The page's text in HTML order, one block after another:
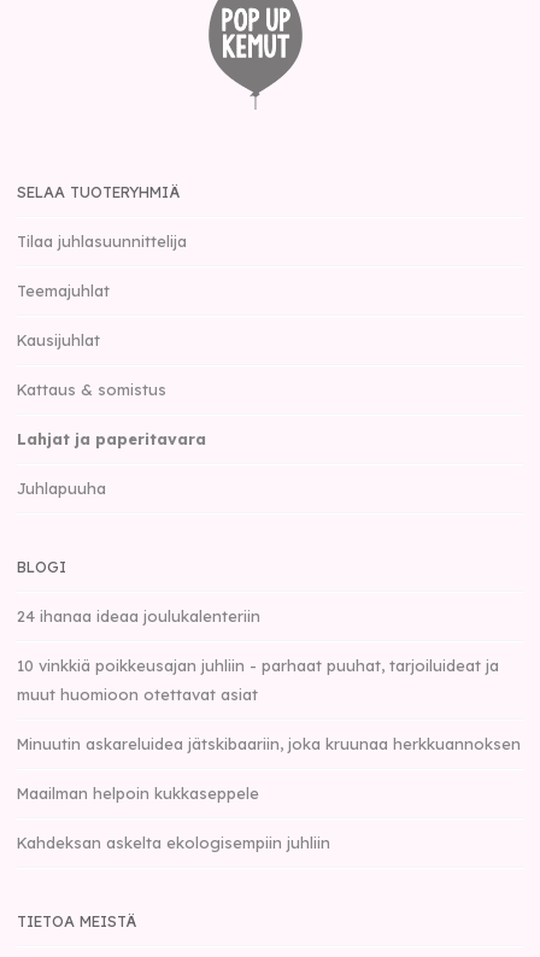
SELAA TUOTERYHMIÄ
Tilaa juhlasuunnittelija
Teemajuhlat
Kausijuhlat
Kattaus & somistus
Lahjat ja paperitavara
Juhlapuuha
BLOGI
24 ihanaa ideaa joulukalenteriin
10 vinkkiä poikkeusajan juhliin - parhaat puuhat, tarjoiluideat ja
muut huomioon otettavat asiat
Minuutin askareluidea jätskibaariin, joka kruunaa herkkuannoksen
Maailman helpoin kukkaseppele
Kahdeksan askelta ekologisempiin juhliin
TIETOA MEISTÄ